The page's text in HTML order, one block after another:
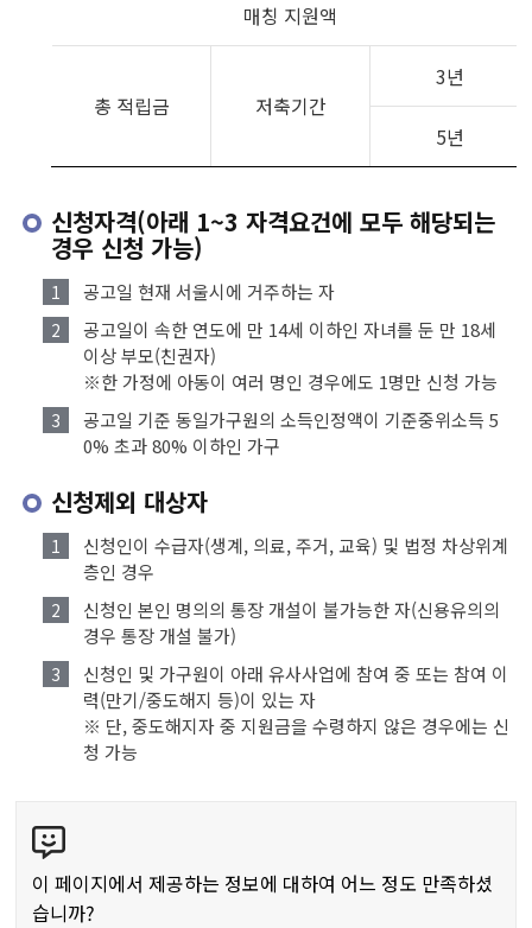
매칭 지원액
총 적립금 저축기간
3년
5년
신청자격(아래 1~3 자격요건에 모두 해당되는
경우 신청 가능)
공고일 현재 서울시에 거주하는 자
공고일이 속한 연도에 만 14세 이하인 자녀를 둔 만 18세
이상 부모(친권자)
※한 가정에 아동이 여러 명인 경우에도 1명만 신청 가능
공고일 기준 동일가구원의 소득인정액이 기준중위소득 5
0% 초과 80% 이하인 가구
신청제외 대상자
신청인이 수급자(생계, 의료, 주거, 교육) 및 법정 차상위계
층인 경우
신청인 본인 명의의 통장 개설이 불가능한 자(신용유의의
경우 통장 개설 불가)
신청인 및 가구원이 아래 유사사업에 참여 중 또는 참여 이
력(만기/중도해지 등)이 있는 자
※ 단, 중도해지자 중 지원금을 수령하지 않은 경우에는 신
청 가능
텐
츠
만
이 페이지에서 제공하는 정보에 대하여 어느 정도 만족하셨
습니까?